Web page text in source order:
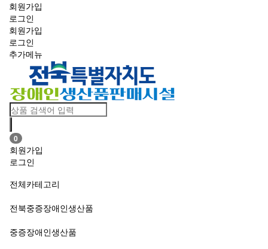
회원가입
로그인
회원가입
로그인
추가메뉴
Toggle
navigation
0
회원가입
로그인
전체카테고리
전북중증장애인생산품
중증장애인생산품